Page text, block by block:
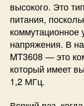
высокого. Это
питания,
коммутационное
напряжения. В
MT3608 — это
который имеет
1,2 МГц.